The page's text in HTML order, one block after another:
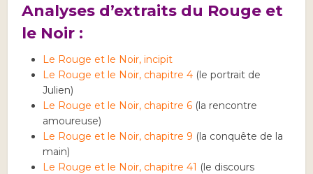
Analyses d’extraits du Rouge et
le Noir :
Le Rouge et le Noir, incipit
Le Rouge et le Noir, chapitre 4 (le portrait de
Julien)
Le Rouge et le Noir, chapitre 6 (la rencontre
amoureuse)
Le Rouge et le Noir, chapitre 9 (la conquête de la
main)
Le Rouge et le Noir, chapitre 41 (le discours